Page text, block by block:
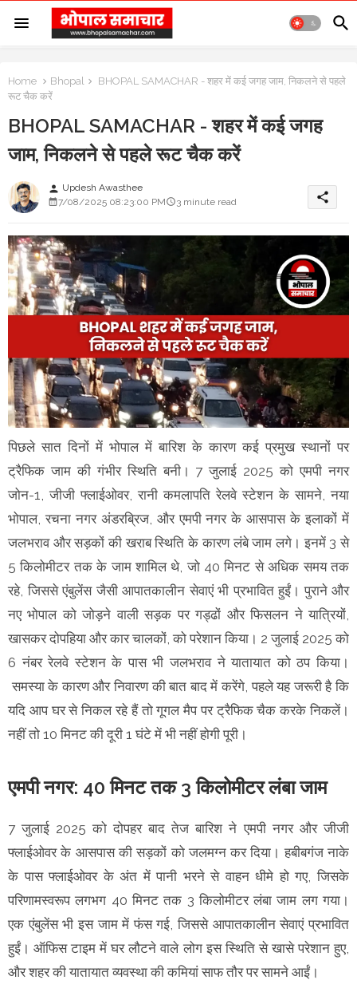
Home Bhopal
BHOPAL SAMACHAR - शहर में कई जगह जाम, निकलने से पहले
रूट चैक करें
BHOPAL SAMACHAR - शहर में कई जगह
जाम, निकलने से पहले रूट चैक करें
person Updesh Awasthee
7/08/2025 08:23:00 PM
3 minute read share
पिछले सात दिनों में भोपाल में बारिश के कारण कई प्रमुख स्थानों पर
ट्रैफिक जाम की गंभीर स्थिति बनी। 7 जुलाई 2025 को एमपी नगर
जोन-1, जीजी फ्लाईओवर, रानी कमलापति रेलवे स्टेशन के सामने, नया
भोपाल, रचना नगर अंडरब्रिज, और एमपी नगर के आसपास के इलाकों में
जलभराव और सड़कों की खराब स्थिति के कारण लंबे जाम लगे। इनमें 3 से
5 किलोमीटर तक के जाम शामिल थे, जो 40 मिनट से अधिक समय तक
रहे, जिससे एंबुलेंस जैसी आपातकालीन सेवाएं भी प्रभावित हुईं। पुराने और
नए भोपाल को जोड़ने वाली सड़क पर गड्ढों और फिसलन ने यात्रियों,
खासकर दोपहिया और कार चालकों, को परेशान किया। 2 जुलाई 2025 को
6 नंबर रेलवे स्टेशन के पास भी जलभराव ने यातायात को ठप किया।
समस्या के कारण और निवारण की बात बाद में करेंगे, पहले यह जरूरी है कि
यदि आप घर से निकल रहे हैं तो गूगल मैप पर ट्रैफिक चैक करके निकलें।
नहीं तो 10 मिनट की दूरी 1 घंटे में भी नहीं होगी पूरी।
एमपी नगर: 40 मिनट तक 3 किलोमीटर लंबा जाम
7 जुलाई 2025 को दोपहर बाद तेज बारिश ने एमपी नगर और जीजी
फ्लाईओवर के आसपास की सड़कों को जलमग्न कर दिया। हबीबगंज नाके
के पास फ्लाईओवर के अंत में पानी भरने से वाहन धीमे हो गए, जिसके
परिणामस्वरूप लगभग 40 मिनट तक 3 किलोमीटर लंबा जाम लग गया।
एक एंबुलेंस भी इस जाम में फंस गई, जिससे आपातकालीन सेवाएं प्रभावित
हुईं। ऑफिस टाइम में घर लौटने वाले लोग इस स्थिति से खासे परेशान हुए,
और शहर की यातायात व्यवस्था की कमियां साफ तौर पर सामने आईं।